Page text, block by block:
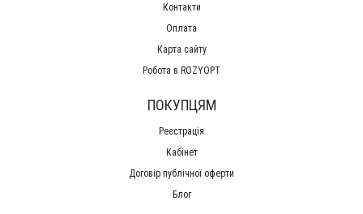
Контакти
Оплата
Карта сайту
Робота в ROZYOPT
ПОКУПЦЯМ
Реєстрація
Кабінет
Договір публічної оферти
Блог